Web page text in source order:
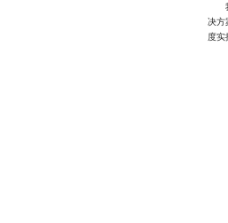
我
决方
度实